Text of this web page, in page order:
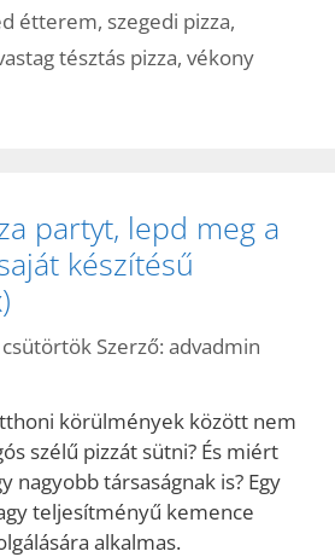
étterem, szegedi pizza,
tésztás pizza, vékony
partyt, lepd meg a
készítésű
Szerző: advadmin
körülmények között nem
szélű pizzát sütni? És miért
nagyobb társaságnak is? Egy
teljesítményű kemence
alkalmas.